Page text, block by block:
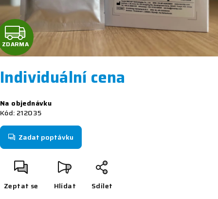
Individuální cena
cena:
Na objednávku
Kód: 212035
Zadat poptávku
Zeptat se Hlídat Sdílet
Z
D
A
R
M
A
ZDARMA